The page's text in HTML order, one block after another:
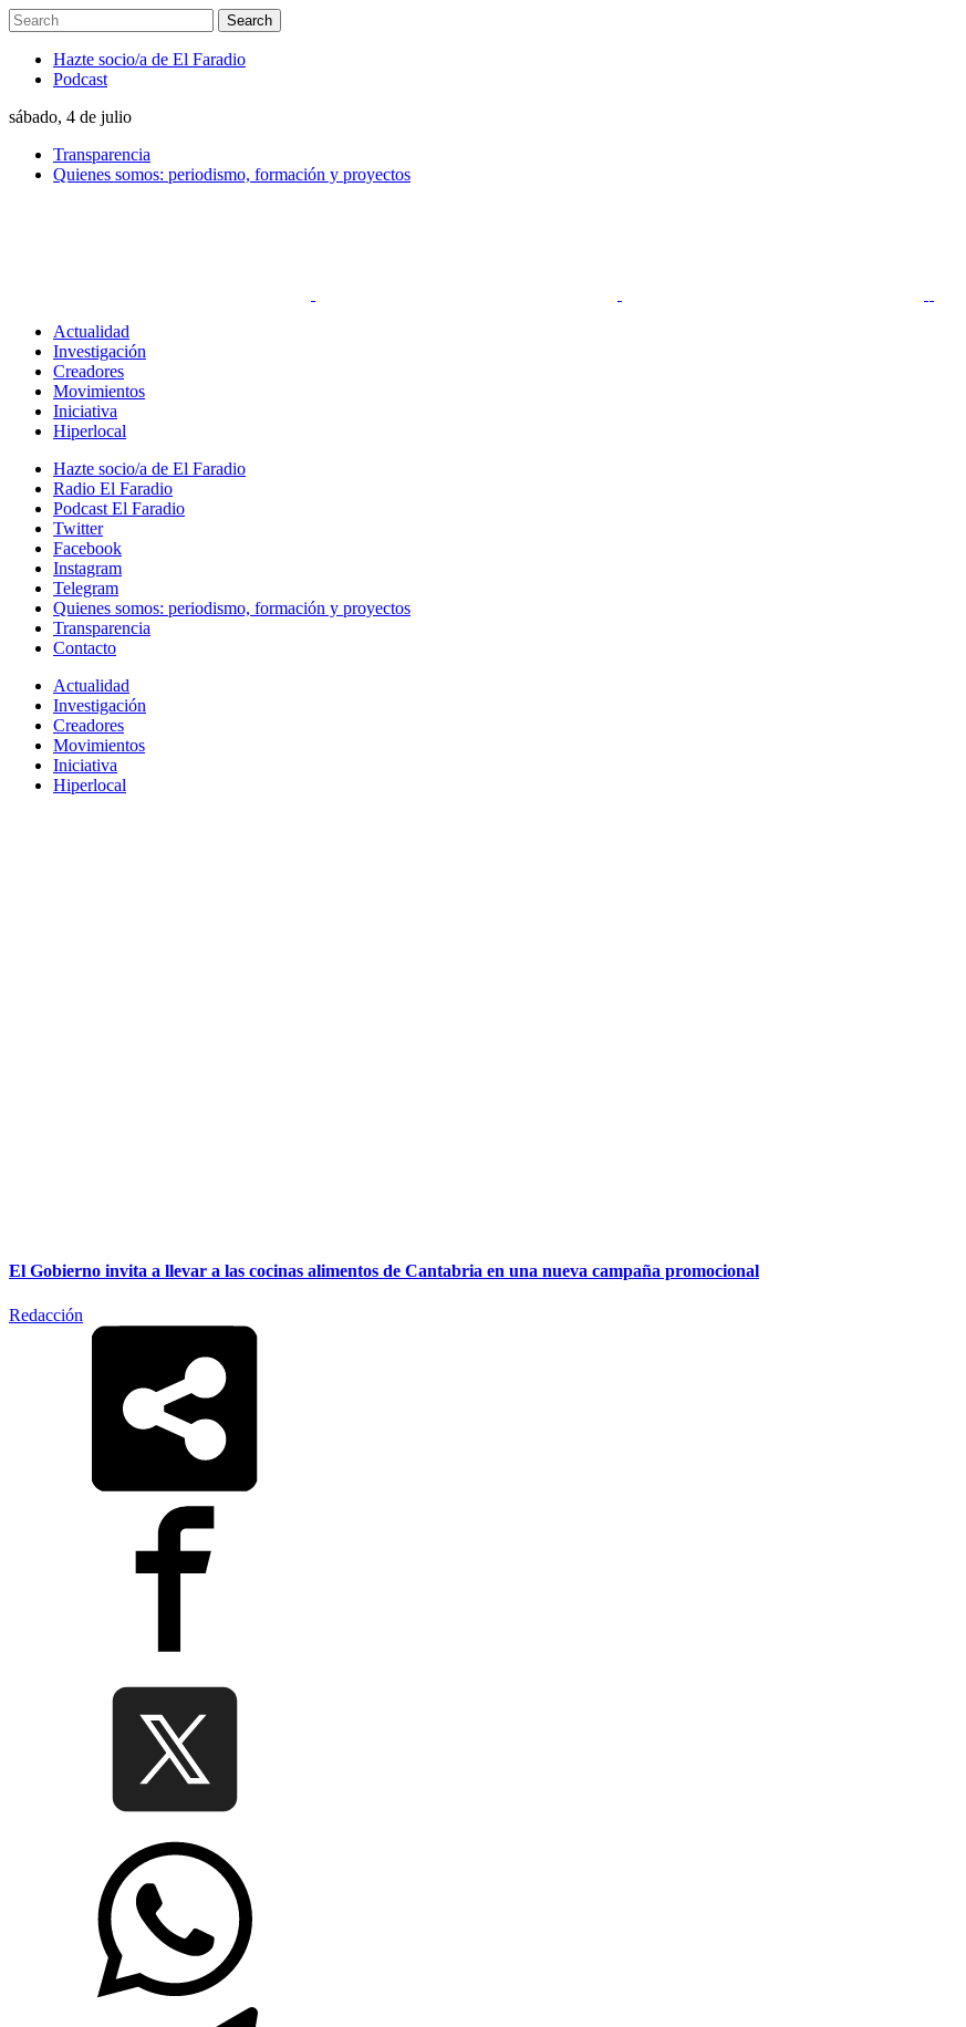
Hazte socio/a de El Faradio
Podcast
sábado, 4 de julio
Transparencia
Quienes somos: periodismo, formación y proyectos
Actualidad
Investigación
Creadores
Movimientos
Iniciativa
Hiperlocal
Hazte socio/a de El Faradio
Radio El Faradio
Podcast El Faradio
Twitter
Facebook
Instagram
Telegram
Quienes somos: periodismo, formación y proyectos
Transparencia
Contacto
Actualidad
Investigación
Creadores
Movimientos
Iniciativa
Hiperlocal
El Gobierno invita a llevar a las cocinas alimentos de Cantabria en una nueva campaña promocional
Redacción